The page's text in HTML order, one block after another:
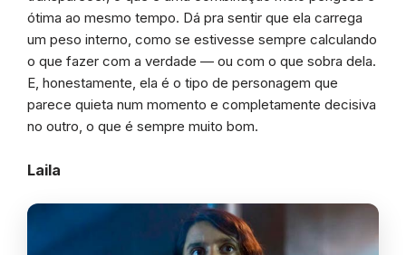
ótima ao mesmo tempo. Dá pra sentir que ela carrega
um peso interno, como se estivesse sempre calculando
o que fazer com a verdade — ou com o que sobra dela.
E, honestamente, ela é o tipo de personagem que
parece quieta num momento e completamente decisiva
no outro, o que é sempre muito bom.
Laila